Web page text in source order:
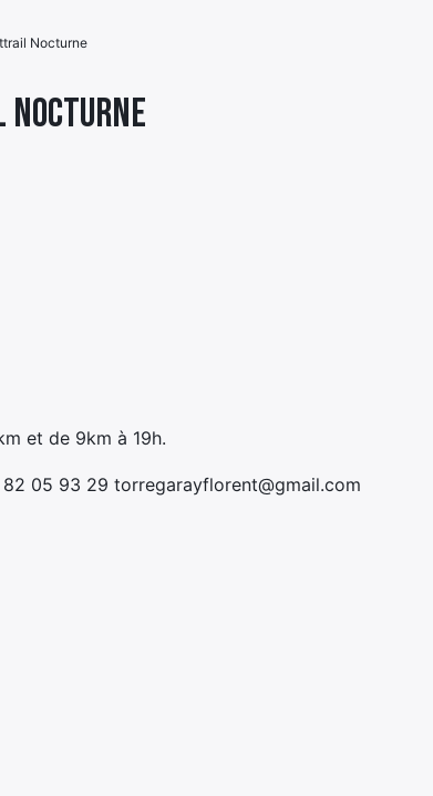
Nocturne
et de 9km à 19h.
82 05 93 29 torregarayflorent@gmail.com